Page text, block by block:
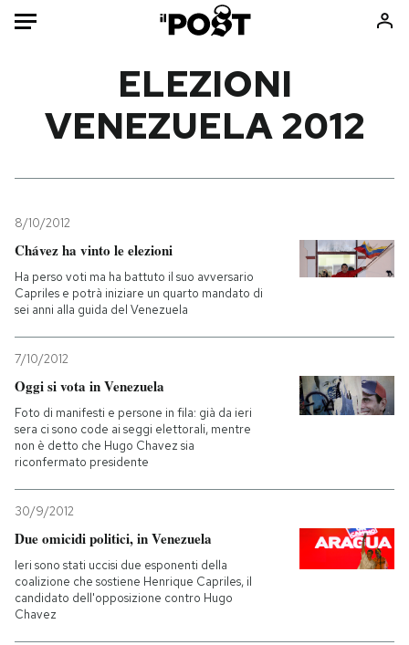
HOME
Mondo
Tecnologia
Internet
Scienza
Cultura
Economia
Sport
Libri
Media
Altrecose
PODCAST
NEWSLETTER
I MIEI PREFERITI
ELEZIONI
VENEZUELA 2012
8/10/2012
Chávez ha vinto le elezioni
Ha perso voti ma ha battuto il suo avversario
Capriles e potrà iniziare un quarto mandato di
sei anni alla guida del Venezuela
7/10/2012
Oggi si vota in Venezuela
Foto di manifesti e persone in fila: già da ieri
sera ci sono code ai seggi elettorali, mentre
non è detto che Hugo Chavez sia
riconfermato presidente
30/9/2012
Due omicidi politici, in Venezuela
Ieri sono stati uccisi due esponenti della
coalizione che sostiene Henrique Capriles, il
candidato dell'opposizione contro Hugo
Chavez